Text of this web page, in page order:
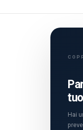
Hai